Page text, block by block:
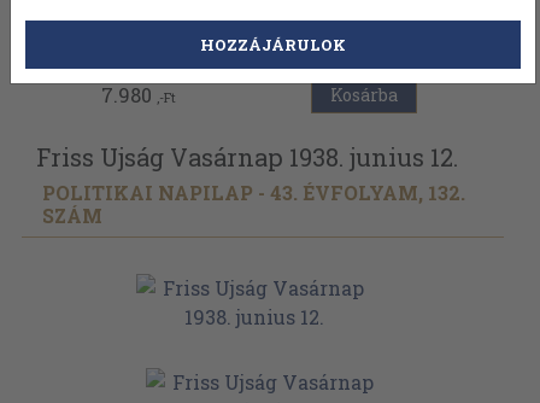
Vissza az előző oldalra
7.980 ,-Ft Kosárba
Friss Ujság Vasárnap 1938. junius 12.
POLITIKAI NAPILAP - 43. ÉVFOLYAM, 132.
SZÁM
HOZZÁJÁRULOK